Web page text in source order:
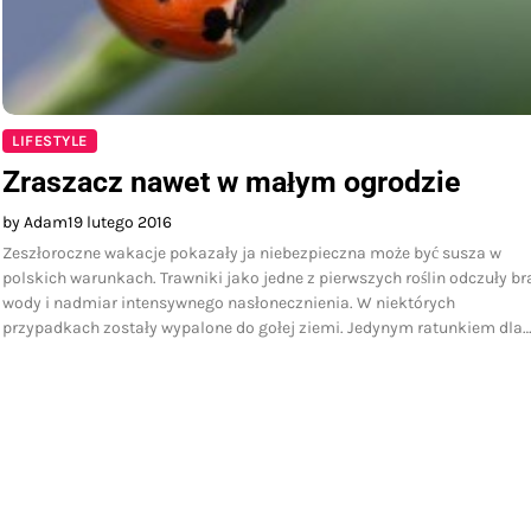
LIFESTYLE
Zraszacz nawet w małym ogrodzie
by Adam19 lutego 2016
Zeszłoroczne wakacje pokazały ja niebezpieczna może być susza w
polskich warunkach. Trawniki jako jedne z pierwszych roślin odczuły
wody i nadmiar intensywnego nasłonecznienia. W niektórych
przypadkach zostały wypalone do gołej ziemi. Jedynym ratunkiem dla…